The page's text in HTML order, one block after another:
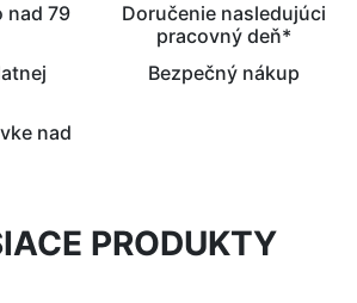
nad 79
Doručenie nasledujúci
pracovný deň*
Bezpečný nákup
nad
PRODUKTY